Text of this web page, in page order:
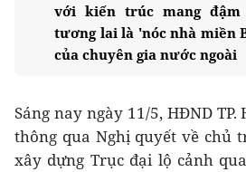
với kiến trúc mang
tương lai là 'nóc nhà miền
của chuyên gia nước ngoài
Sáng nay ngày 11/5, HĐND
thông qua Nghị quyết về chủ
xây dựng Trục đại lộ cảnh